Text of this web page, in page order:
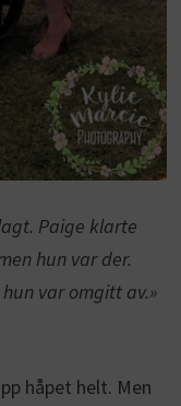
Paige klarte
hun var der.
var omgitt av.»
håpet helt. Men